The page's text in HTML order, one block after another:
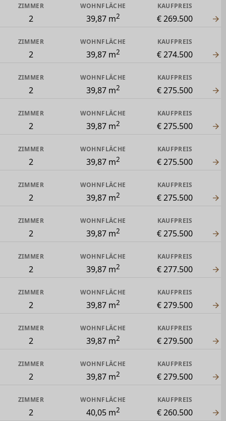
ZIMMER
2
WOHNFLÄCHE
39,87 m2
KAUFPREIS
€ 269.500
ZIMMER
2
WOHNFLÄCHE
39,87 m2
KAUFPREIS
€ 274.500
ZIMMER
2
WOHNFLÄCHE
39,87 m2
KAUFPREIS
€ 275.500
ZIMMER
2
WOHNFLÄCHE
39,87 m2
KAUFPREIS
€ 275.500
ZIMMER
2
WOHNFLÄCHE
39,87 m2
KAUFPREIS
€ 275.500
ZIMMER
2
WOHNFLÄCHE
39,87 m2
KAUFPREIS
€ 275.500
ZIMMER
2
WOHNFLÄCHE
39,87 m2
KAUFPREIS
€ 275.500
ZIMMER
2
WOHNFLÄCHE
39,87 m2
KAUFPREIS
€ 277.500
ZIMMER
2
WOHNFLÄCHE
39,87 m2
KAUFPREIS
€ 279.500
ZIMMER
2
WOHNFLÄCHE
39,87 m2
KAUFPREIS
€ 279.500
ZIMMER
2
WOHNFLÄCHE
39,87 m2
KAUFPREIS
€ 279.500
ZIMMER
2
WOHNFLÄCHE
40,05 m2
KAUFPREIS
€ 260.500